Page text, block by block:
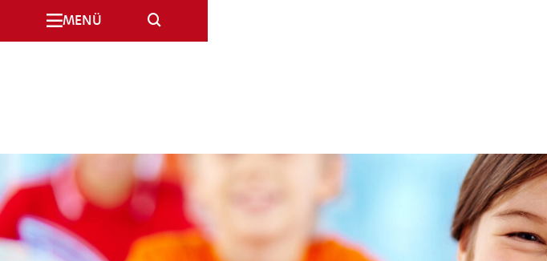
MENÜ SUCHE